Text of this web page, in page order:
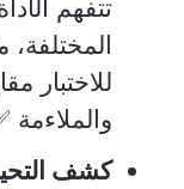
تتفهم
للاختبار
والملاءمة
كشف